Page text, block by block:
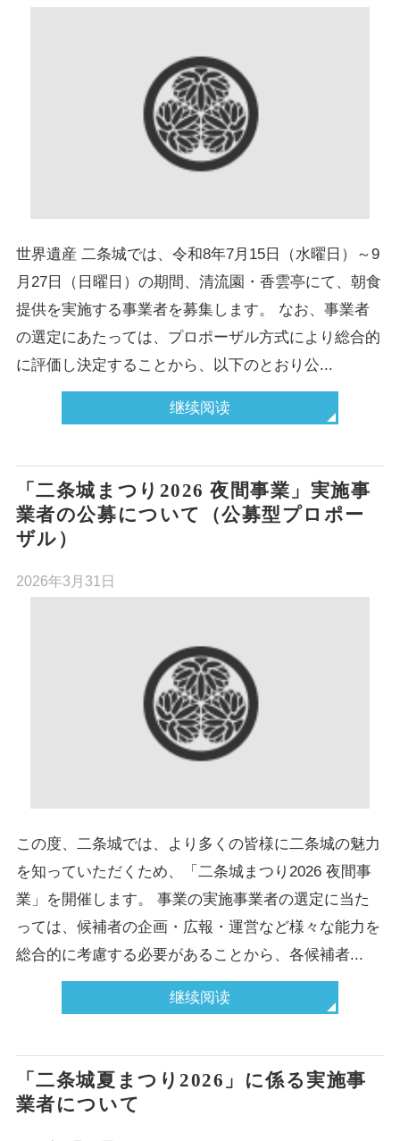
世界遺産 二条城では、令和8年7月15日（水曜日）～9
月27日（日曜日）の期間、清流園・香雲亭にて、朝食
提供を実施する事業者を募集します。 なお、事業者
の選定にあたっては、プロポーザル方式により総合的
に評価し決定することから、以下のとおり公...
继续阅读
「二条城まつり2026 夜間事業」実施事
業者の公募について（公募型プロポー
ザル）
2026年3月31日
この度、二条城では、より多くの皆様に二条城の魅力
を知っていただくため、「二条城まつり2026 夜間事
業」を開催します。 事業の実施事業者の選定に当た
っては、候補者の企画・広報・運営など様々な能力を
総合的に考慮する必要があることから、各候補者...
继续阅读
「二条城夏まつり2026」に係る実施事
業者について